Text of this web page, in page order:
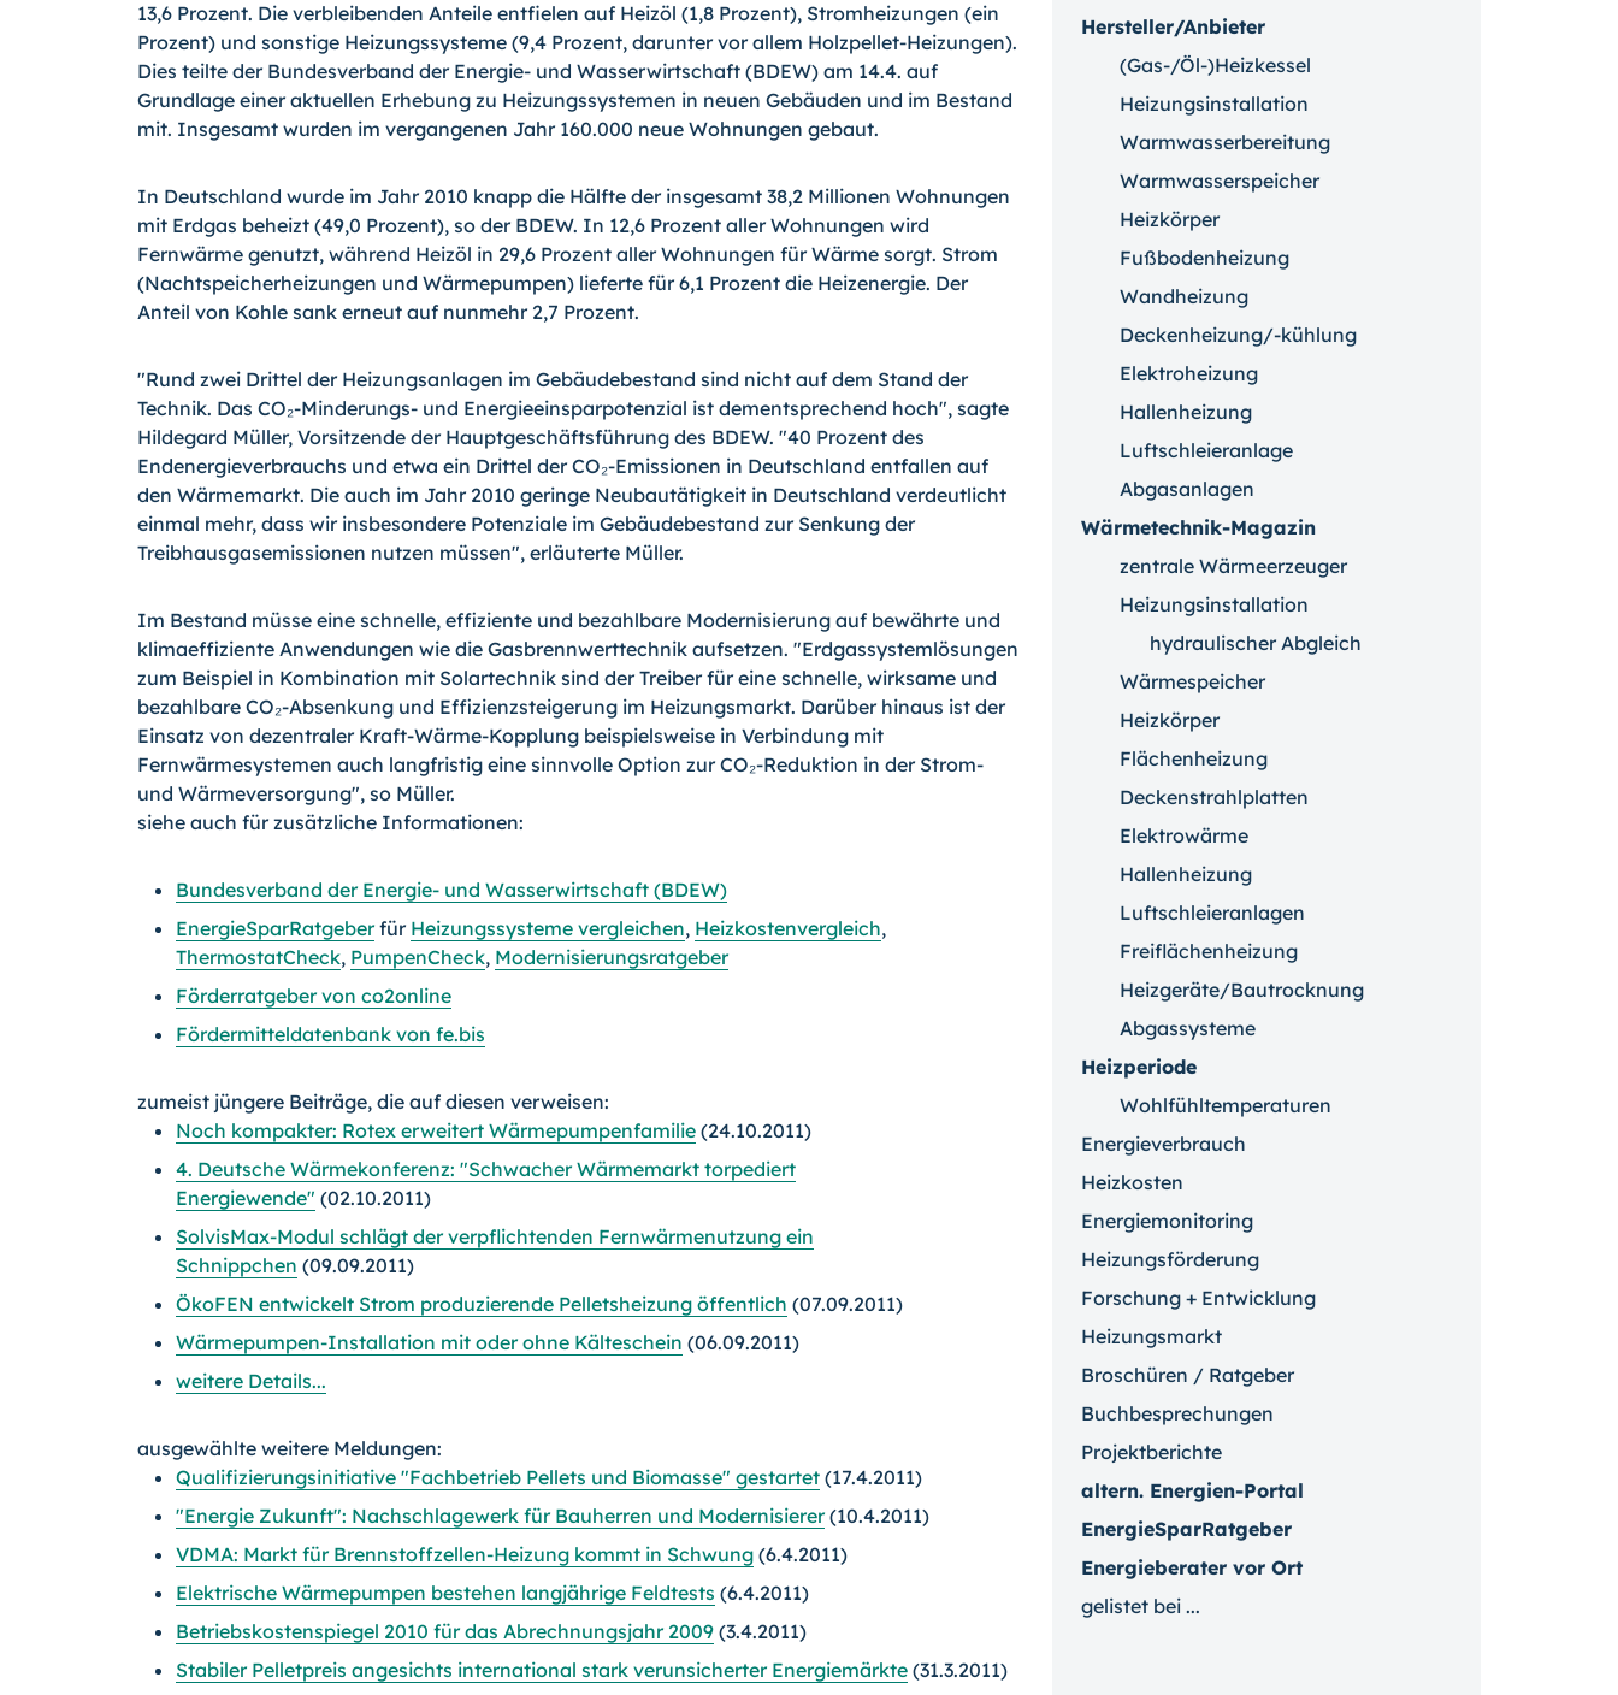
13,6 Prozent. Die verbleibenden Anteile entfielen auf Heizöl (1,8 Prozent), Stromheizungen (ein
Prozent) und sonstige Heizungssysteme (9,4 Prozent, darunter vor allem Holzpellet-Heizungen).
Dies teilte der Bundesverband der Energie- und Wasserwirtschaft (BDEW) am 14.4. auf
Grundlage einer aktuellen Erhebung zu Heizungssystemen in neuen Gebäuden und im Bestand
mit. Insgesamt wurden im vergangenen Jahr 160.000 neue Wohnungen gebaut.
In Deutschland wurde im Jahr 2010 knapp die Hälfte der insgesamt 38,2 Millionen Wohnungen
mit Erdgas beheizt (49,0 Prozent), so der BDEW. In 12,6 Prozent aller Wohnungen wird
Fernwärme genutzt, während Heizöl in 29,6 Prozent aller Wohnungen für Wärme sorgt. Strom
(Nachtspeicherheizungen und Wärmepumpen) lieferte für 6,1 Prozent die Heizenergie. Der
Anteil von Kohle sank erneut auf nunmehr 2,7 Prozent.
"Rund zwei Drittel der Heizungsanlagen im Gebäudebestand sind nicht auf dem Stand der
Technik. Das CO₂-Minderungs- und Energieeinsparpotenzial ist dementsprechend hoch", sagte
Hildegard Müller, Vorsitzende der Hauptgeschäftsführung des BDEW. "40 Prozent des
Endenergieverbrauchs und etwa ein Drittel der CO₂-Emissionen in Deutschland entfallen auf
den Wärmemarkt. Die auch im Jahr 2010 geringe Neubautätigkeit in Deutschland verdeutlicht
einmal mehr, dass wir insbesondere Potenziale im Gebäudebestand zur Senkung der
Treibhausgasemissionen nutzen müssen", erläuterte Müller.
Im Bestand müsse eine schnelle, effiziente und bezahlbare Modernisierung auf bewährte und
klimaeffiziente Anwendungen wie die Gasbrennwerttechnik aufsetzen. "Erdgassystemlösungen
zum Beispiel in Kombination mit Solartechnik sind der Treiber für eine schnelle, wirksame und
bezahlbare CO₂-Absenkung und Effizienzsteigerung im Heizungsmarkt. Darüber hinaus ist der
Einsatz von dezentraler Kraft-Wärme-Kopplung beispielsweise in Verbindung mit
Fernwärmesystemen auch langfristig eine sinnvolle Option zur CO₂-Reduktion in der Strom-
und Wärmeversorgung", so Müller.
siehe auch für zusätzliche Informationen:
Bundesverband der Energie- und Wasserwirtschaft (BDEW)
EnergieSparRatgeberfür Heizungssysteme vergleichen, Heizkostenvergleich,
ThermostatCheck, PumpenCheck, Modernisierungsratgeber
Förderratgeber von co2online
Fördermitteldatenbank von fe.bis
zumeist jüngere Beiträge, die auf diesen verweisen:
Noch kompakter: Rotex erweitert Wärmepumpenfamilie (24.10.2011)
4. Deutsche Wärmekonferenz: "Schwacher Wärmemarkt torpediert
Energiewende" (02.10.2011)
SolvisMax-Modul schlägt der verpflichtenden Fernwärmenutzung ein
Schnippchen (09.09.2011)
ÖkoFEN entwickelt Strom produzierende Pelletsheizung öffentlich (07.09.2011)
Wärmepumpen-Installation mit oder ohne Kälteschein (06.09.2011)
weitere Details...
ausgewählte weitere Meldungen:
Qualifizierungsinitiative "Fachbetrieb Pellets und Biomasse" gestartet (17.4.2011)
"Energie Zukunft": Nachschlagewerk für Bauherren und Modernisierer(10.4.2011)
VDMA: Markt für Brennstoffzellen-Heizung kommt in Schwung (6.4.2011)
Elektrische Wärmepumpen bestehen langjährige Feldtests (6.4.2011)
Betriebskostenspiegel 2010 für das Abrechnungsjahr 2009 (3.4.2011)
Stabiler Pelletpreis angesichts international stark verunsicherter Energiemärkte (31.3.2011)
Hersteller/Anbieter
(Gas-/Öl-)Heizkessel
Heizungsinstallation
Warmwasserbereitung
Warmwasserspeicher
Heizkörper
Fußbodenheizung
Wandheizung
Deckenheizung/-kühlung
Elektroheizung
Hallenheizung
Luftschleieranlage
Abgasanlagen
Wärmetechnik-Magazin
zentrale Wärmeerzeuger
Heizungsinstallation
hydraulischer Abgleich
Wärmespeicher
Heizkörper
Flächenheizung
Deckenstrahlplatten
Elektrowärme
Hallenheizung
Luftschleieranlagen
Freiflächenheizung
Heizgeräte/Bautrocknung
Abgassysteme
Heizperiode
Wohlfühltemperaturen
Energieverbrauch
Heizkosten
Energiemonitoring
Heizungsförderung
Forschung + Entwicklung
Heizungsmarkt
Broschüren / Ratgeber
Buchbesprechungen
Projektberichte
altern. Energien-Portal
EnergieSparRatgeber
Energieberater vor Ort
gelistet bei ...